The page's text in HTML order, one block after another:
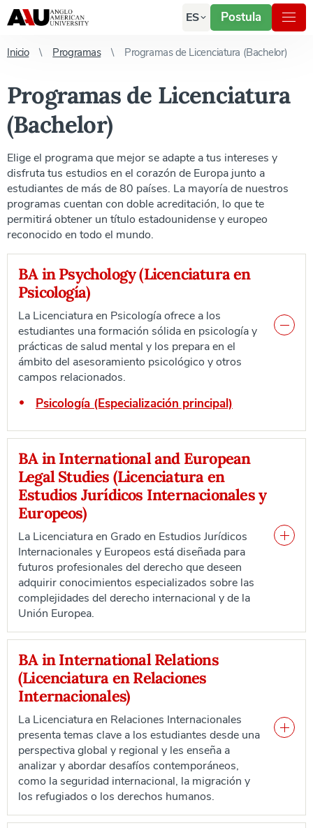
ES Postula
Inicio Programas Programas de Licenciatura (Bachelor)
Programas de Licenciatura
(Bachelor)
Elige el programa que mejor se adapte a tus intereses y
disfruta tus estudios en el corazón de Europa junto a
estudiantes de más de 80 países. La mayoría de nuestros
programas cuentan con doble acreditación, lo que te
permitirá obtener un título estadounidense y europeo
reconocido en todo el mundo.
BA in Psychology (Licenciatura en
Psicología)
La Licenciatura en Psicología ofrece a los
estudiantes una formación sólida en psicología y
prácticas de salud mental y los prepara en el
ámbito del asesoramiento psicológico y otros
campos relacionados.
Psicología (Especialización principal)
BA in International and European
Legal Studies (Licenciatura en
Estudios Jurídicos Internacionales y
Europeos)
La Licenciatura en Grado en Estudios Jurídicos
Internacionales y Europeos está diseñada para
futuros profesionales del derecho que deseen
adquirir conocimientos especializados sobre las
complejidades del derecho internacional y de la
Unión Europea.
BA in International Relations
(Licenciatura en Relaciones
Internacionales)
La Licenciatura en Relaciones Internacionales
presenta temas clave a los estudiantes desde una
perspectiva global y regional y les enseña a
analizar y abordar desafíos contemporáneos,
como la seguridad internacional, la migración y
los refugiados o los derechos humanos.